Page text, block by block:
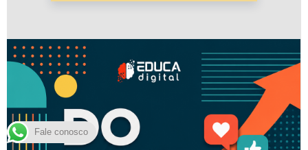
Fale conosco